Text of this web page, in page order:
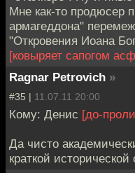
Мне как-то продюсер
армагеддона"
"Откровения Иоана
[ковыряет сапогом
Ragnar Petrovich »
#35 | 11.07.11 20:00
Кому: Денис [до-
Да чисто
краткой исторической